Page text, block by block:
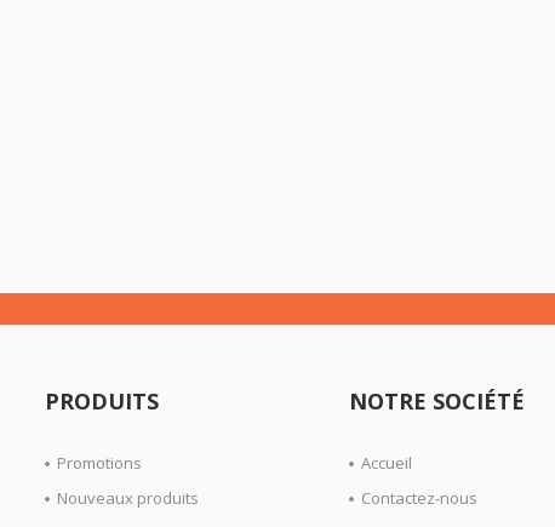
PRODUITS
Promotions
Nouveaux produits
NOTRE SOCIÉTÉ
Accueil
Contactez-nous